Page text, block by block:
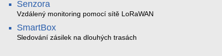
Senzora
Vzdálený monitoring pomocí sítě LoRaWAN
SmartBox
Sledování zásilek na dlouhých trasách